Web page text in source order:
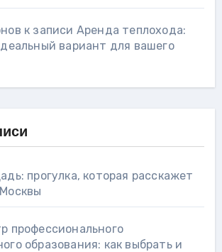
к записи Аренда теплохода:
вариант для вашего
прогулка, которая расскажет
профессионального
образования: как выбрать и